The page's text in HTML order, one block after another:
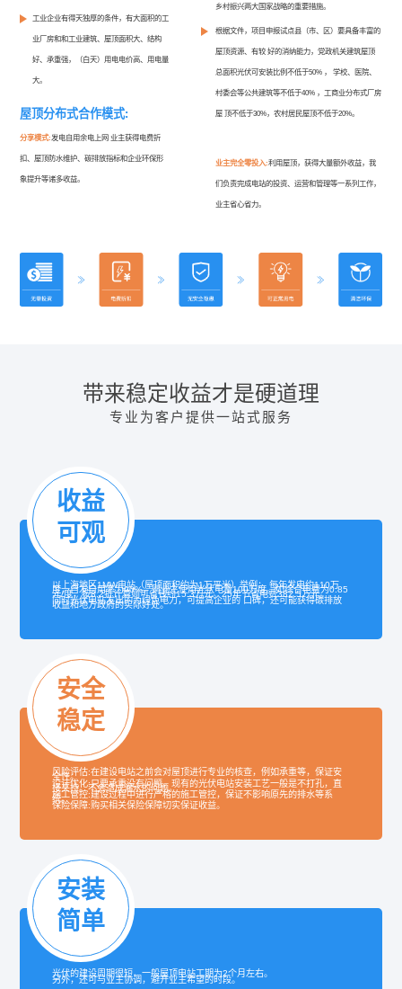
工业企业有得天独厚的条件，有大面积的工
业厂房和和工业建筑、屋顶面积大、结构
好、承重强，（白天）用电电价高、用电量
大。
屋顶分布式合作模式:
分享模式:发电自用余电上网 业主获得电费折
扣、屋顶防水维护、碳排放指标和企业环保形
象提升等诸多收益。
乡村振兴两大国家战略的重要措施。
根据文件，项目申报试点县（市、区）要具备丰富的
屋顶资源、有较 好的消纳能力，党政机关建筑屋顶
总面积光伏可安装比例不低于50% ， 学校、医院、
村委会等公共建筑等不低于40% ，工商业分布式厂房
屋 顶不低于30%，农村居民屋顶不低于20%。
业主完全零投入:利用屋顶，获得大量额外收益，我
们负责完成电站的投资、运营和管理等一系列工作，
业主省心省力。
带来稳定收益才是硬道理
专业为客户提供一站式服务
收益
可观
以上海地区1MW电站（屋顶面积约为1万平米）举例： 每年发电约110万
度，自发自用率为90%，则业主使用光伏电量100万度。如综合电费为0.85
元/度，按8.2折计算则可省钱约15.3万元。25年节省电费382.5万元。
同时光伏电站发出的为绿色电力，可提高企业的 口碑，还可能获得碳排放
收益和地方政府的实际好处。
安全
稳定
风险评估:在建设电站之前会对屋顶进行专业的核查，例如承重等，保证安
全性。
设计优化:只要承重没有问题，现有的光伏电站安装工艺一般是不打孔，直
接夹持。不会造成漏水的问题。
施工管控:建设过程中进行严格的施工管控，保证不影响原先的排水等系
统。
保险保障:购买相关保险保障切实保证收益。
安装
简单
光伏的建设周期很短，一般屋顶电站工期为2个月左右。
另外，还可与业主协调，避开业主希望的时段。